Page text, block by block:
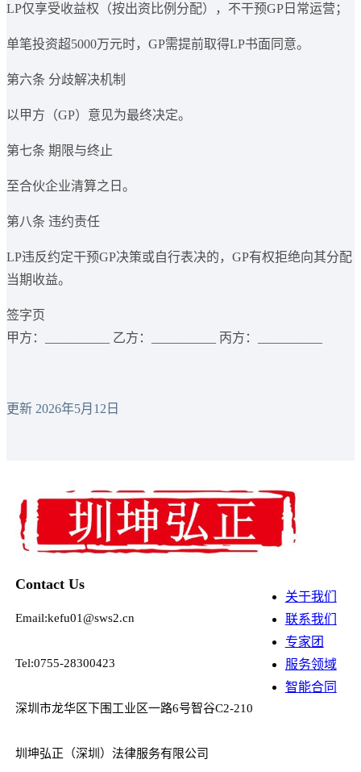
LP仅享受收益权（按出资比例分配），不干预GP日常运营；
单笔投资超5000万元时，GP需提前取得LP书面同意。
第六条 分歧解决机制
以甲方（GP）意见为最终决定。
第七条 期限与终止
至合伙企业清算之日。
第八条 违约责任
LP违反约定干预GP决策或自行表决的，GP有权拒绝向其分配
当期收益。
签字页
甲方：__________ 乙方：__________ 丙方：__________
更新 2026年5月12日
Contact Us
Email:kefu01@sws2.cn
Tel:0755-28300423
深圳市龙华区下围工业区一路6号智谷C2-210
圳坤弘正（深圳）法律服务有限公司
关于我们
联系我们
专家团
服务领域
智能合同